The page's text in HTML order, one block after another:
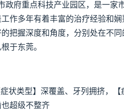
府重点科技产业园区，是一家
作多年有着丰富的治疗经验和
把握深度和角度，分别处在不
于东莞。
状类型】深覆盖、牙列拥挤，
超级不整齐